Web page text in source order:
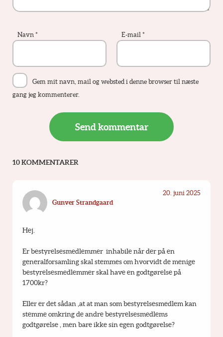
Navn * E-mail *
Gem mit navn, mail og websted i denne browser til næste
gang jeg kommenterer.
10 KOMMENTARER
Gunver Strandgaard
20. juni 2025
Hej.
Er bestyrelsesmedlemmer  inhabile når der på en
generalforsamling skal stemmes om hvorvidt de menige
bestyrelsesmedlemmer skal have en godtgørelse på
1700kr?
Eller er det sådan ,at at man som bestyrelsesmedlem kan
stemme omkring de andre bestyrelsesmedlems
godtgørelse , men bare ikke sin egen godtgørelse?